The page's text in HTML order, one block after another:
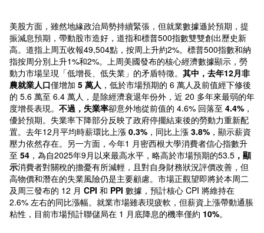
美股方面，雖然地緣政治局勢持續緊張，但就業數據遜於預期，提
振減息預期，帶動股市造好，道指和標普500指數雙雙創出歷史新
高。道指上周五收報49,504點，按周上升約2%。標普500指數和納
指按周分別上升1%和2%。上周美國發布的核心經濟數據顯示，勞
動力市場呈現「低增長、低失業」的矛盾特徵。 其中，去年12月非
農就業人口僅增加 5 萬人 ，低於市場預期的 6 萬人及前值經下修後
的 5.6 萬至 6.4 萬人，是除經濟衰退年份外，近 20 多年來最弱的年
度增長表現。 不過，失業率卻意外地從前值的 4.6% 回落至 4.4% ，
優於預期。失業率下降部分反映了政府停擺結束後的勞動力重新配
置。去年12月平均時薪環比上漲 0.3% ，同比上漲 3.8% ，顯示薪資
壓力依然存在。另一方面，今年1 月密西根大學消費者信心指數升
至 54 ，為自2025年9月以來最高水平，略高於市場預期的53.5 ，顯
示消費者對關稅的擔憂有所減輕，且對自身財務狀況評價改善，但
高物價和潛在的失業風險仍是主要顧慮。市場正觀望即將於本周二
及周三發布的 12 月 CPI 和 PPI 數據，預計核心 CPI 將維持在
2.6% 左右的同比漲幅。就業市場雖表現疲軟，但薪資上漲帶動通脹
粘性，目前市場預計聯儲局在 1 月底降息的機率僅約 10%。